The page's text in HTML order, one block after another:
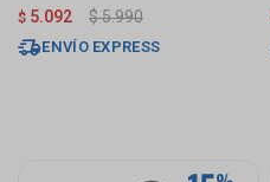
Mate
$ 5.092 $5.990
ENVÍO EXPRESS